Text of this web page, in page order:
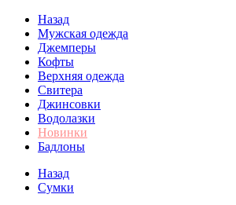
Назад
Мужская одежда
Джемперы
Кофты
Верхняя одежда
Свитера
Джинсовки
Водолазки
Новинки
Бадлоны
Назад
Сумки